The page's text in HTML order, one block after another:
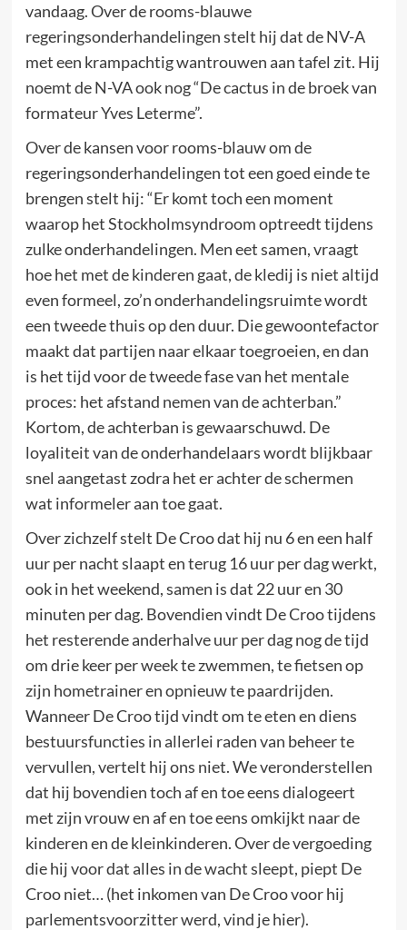
vandaag. Over de rooms-blauwe
regeringsonderhandelingen stelt hij dat de NV-A
met een krampachtig wantrouwen aan tafel zit. Hij
noemt de N-VA ook nog “De cactus in de broek van
formateur Yves Leterme”.
Over de kansen voor rooms-blauw om de
regeringsonderhandelingen tot een goed einde te
brengen stelt hij: “Er komt toch een moment
waarop het Stockholmsyndroom optreedt tijdens
zulke onderhandelingen. Men eet samen, vraagt
hoe het met de kinderen gaat, de kledij is niet altijd
even formeel, zo’n onderhandelingsruimte wordt
een tweede thuis op den duur. Die gewoontefactor
maakt dat partijen naar elkaar toegroeien, en dan
is het tijd voor de tweede fase van het mentale
proces: het afstand nemen van de achterban.”
Kortom, de achterban is gewaarschuwd. De
loyaliteit van de onderhandelaars wordt blijkbaar
snel aangetast zodra het er achter de schermen
wat informeler aan toe gaat.
Over zichzelf stelt De Croo dat hij nu 6 en een half
uur per nacht slaapt en terug 16 uur per dag werkt,
ook in het weekend, samen is dat 22 uur en 30
minuten per dag. Bovendien vindt De Croo tijdens
het resterende anderhalve uur per dag nog de tijd
om drie keer per week te zwemmen, te fietsen op
zijn hometrainer en opnieuw te paardrijden.
Wanneer De Croo tijd vindt om te eten en diens
bestuursfuncties in allerlei raden van beheer te
vervullen, vertelt hij ons niet. We veronderstellen
dat hij bovendien toch af en toe eens dialogeert
met zijn vrouw en af en toe eens omkijkt naar de
kinderen en de kleinkinderen. Over de vergoeding
die hij voor dat alles in de wacht sleept, piept De
Croo niet… (het inkomen van De Croo voor hij
parlementsvoorzitter werd, vind je hier).